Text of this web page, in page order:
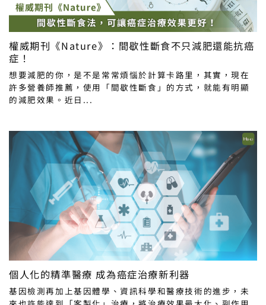
權威期刊《Nature》：間歇性斷食不只減肥還能抗癌
症！
想要減肥的你，是不是常常煩惱於計算卡路里，其實，現在
許多營養師推薦，使用「間歇性斷食」的方式，就能有明顯
的減肥效果。近日...
個人化的精準醫療 成為癌症治療新利器
基因檢測再加上基因體學、資訊科學和醫療技術的進步，未